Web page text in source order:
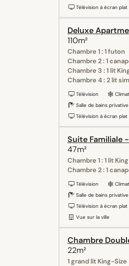
Télévision à écran plat
Deluxe
110m²
Chambre 1 : 1 futon
Chambre 2 : 1
Chambre 3 : 1 lit
Chambre 4 : 2 lit
Télévision
Salle de bains privative
Télévision à écran plat
Suite Familiale
47m²
Chambre 1 : 1 lit
Chambre 2 : 1
Télévision
Salle de bains privative
Télévision à écran plat
Vue sur la ville
Chambre
22m²
1 grand lit King-Size